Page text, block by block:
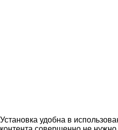
Установка удобна в